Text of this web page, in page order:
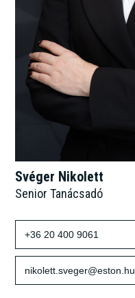
Svéger Nikolett
Senior Tanácsadó
+36 20 400 9061
nikolett.sveger@eston.hu